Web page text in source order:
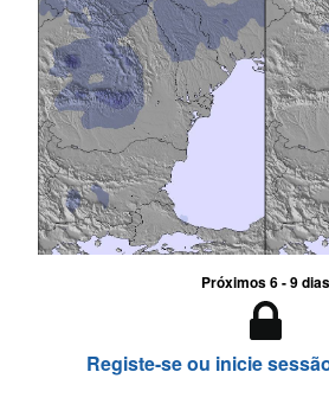
Próximos 6 - 9 dias
Registe-se ou inicie